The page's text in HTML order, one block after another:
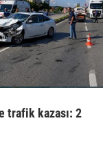
trafik kazası: 2